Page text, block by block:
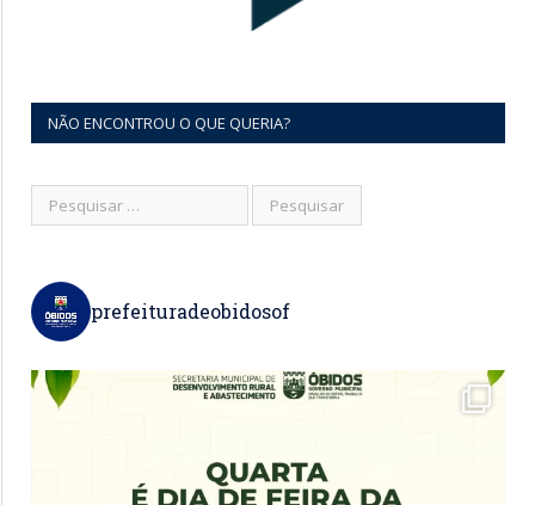
NÃO ENCONTROU O QUE QUERIA?
prefeituradeobidosof